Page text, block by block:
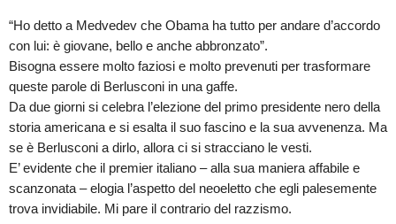
“Ho detto a Medvedev che Obama ha tutto per andare d’accordo
con lui: è giovane, bello e anche abbronzato”.
Bisogna essere molto faziosi e molto prevenuti per trasformare
queste parole di Berlusconi in una gaffe.
Da due giorni si celebra l’elezione del primo presidente nero della
storia americana e si esalta il suo fascino e la sua avvenenza. Ma
se è Berlusconi a dirlo, allora ci si stracciano le vesti.
E’ evidente che il premier italiano – alla sua maniera affabile e
scanzonata – elogia l’aspetto del neoeletto che egli palesemente
trova invidiabile. Mi pare il contrario del razzismo.